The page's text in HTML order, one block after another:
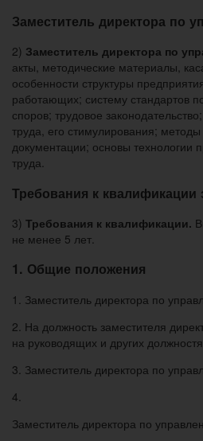
Заместитель директора по
2) Заместитель директора по
акты, методические материалы,
особенности структуры
работающих; систему стандартов
споров; трудовое
труда, его стимулирования;
документации; основы технологии
труда.
Требования к
3) Требования к квалификации.
не менее 5 лет.
1. Общие положения
1. Заместитель директора по
2. На должность заместителя
на руководящих и других
3. Заместитель директора по
4.
Заместитель директора по